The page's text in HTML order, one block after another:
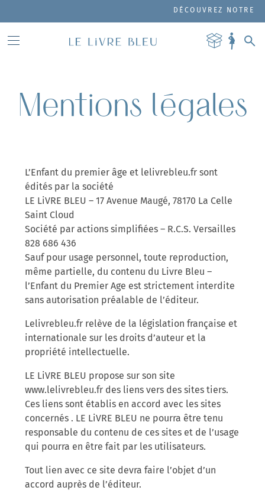
DÉCOUVREZ NOTRE
Mentions légales
L’Enfant du premier âge et lelivrebleu.fr sont
édités par la société
LE LiVRE BLEU – 17 Avenue Maugé, 78170 La Celle
Saint Cloud
Société par actions simplifiées – R.C.S. Versailles
828 686 436
Sauf pour usage personnel, toute reproduction,
même partielle, du contenu du Livre Bleu –
l’Enfant du Premier Age est strictement interdite
sans autorisation préalable de l’éditeur.
Lelivrebleu.fr relève de la législation française et
internationale sur les droits d’auteur et la
propriété intellectuelle.
LE LiVRE BLEU propose sur son site
www.lelivrebleu.fr des liens vers des sites tiers.
Ces liens sont établis en accord avec les sites
concernés . LE LiVRE BLEU ne pourra être tenu
responsable du contenu de ces sites et de l’usage
qui pourra en être fait par les utilisateurs.
Tout lien avec ce site devra faire l’objet d’un
accord auprès de l’éditeur.